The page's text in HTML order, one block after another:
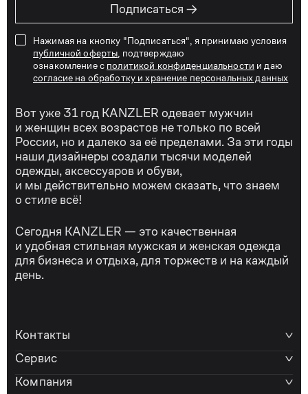
Подписаться →
Нажимая на кнопку "Подписаться", я принимаю условия
публичной оферты , подтверждаю
ознакомление с политикой конфиденциальности и даю
согласие на обработку и хранение персональных данных
Вот уже 31 год KANZLER одевает мужчин
и женщин всех возрастов не только по всей
России, но и далеко за её пределами. За эти годы
наши дизайнеры создали тысячи моделей
одежды, аксессуаров и обуви,
и мы действительно можем сказать, что знаем
о стиле всё!
Сегодня KANZLER — это качественная
и удобная стильная мужская и женская одежда
для бизнеса и отдыха, для торжеств и на каждый
день.
Контакты
Сервис
Компания